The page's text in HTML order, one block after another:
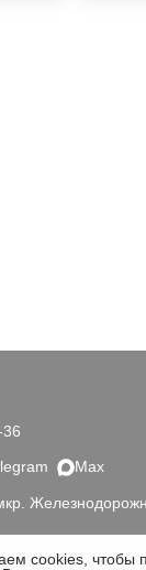
Max
cookies, чтобы